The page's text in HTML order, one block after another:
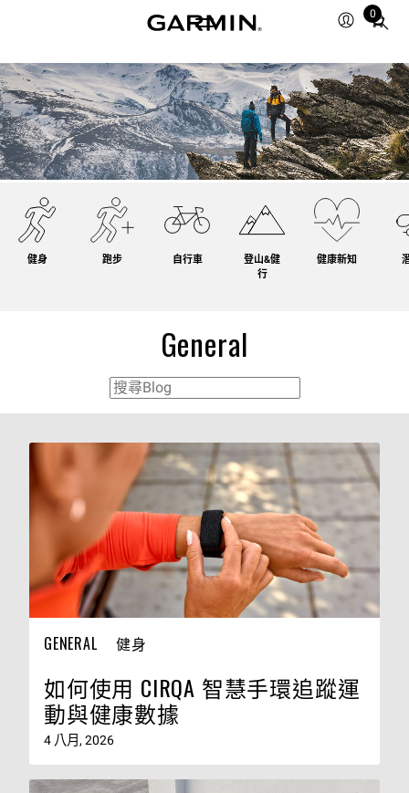
0
Total
in
cart:
0
健身 跑步 自行車
登山&健
行
健康新知
General
GENERAL 健身
如何使用 CIRQA 智慧手環追蹤運
動與健康數據
4 八月, 2026